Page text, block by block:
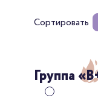
Сортировать
Группа